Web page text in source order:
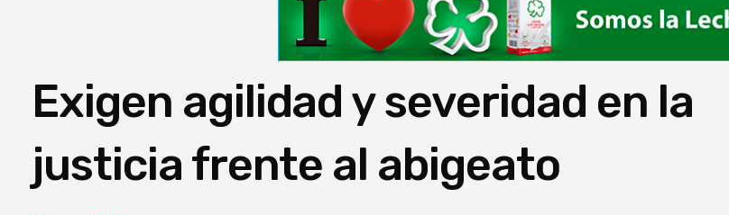
Exigen agilidad y severidad en la
justicia frente al abigeato